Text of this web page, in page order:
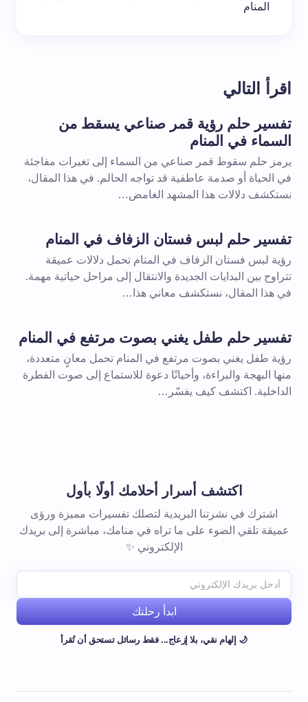
المنام
اقرأ التالي
تفسير حلم رؤية قمر صناعي يسقط من
السماء في المنام
يرمز حلم سقوط قمر صناعي من السماء إلى تغيرات مفاجئة
في الحياة أو صدمة عاطفية قد تواجه الحالم. في هذا المقال،
نستكشف دلالات هذا المشهد الغامض…
تفسير حلم لبس فستان الزفاف في المنام
رؤية لبس فستان الزفاف في المنام تحمل دلالات عميقة
تتراوح بين البدايات الجديدة والانتقال إلى مراحل حياتية مهمة.
في هذا المقال، نستكشف معاني هذا…
تفسير حلم طفل يغني بصوت مرتفع في المنام
رؤية طفل يغني بصوت مرتفع في المنام تحمل معانٍ متعددة،
منها البهجة والبراءة، وأحيانًا دعوة للاستماع إلى صوت الفطرة
الداخلية. اكتشف كيف يفسّر…
اكتشف أسرار أحلامك أولًا بأول
اشترك في نشرتنا البريدية لتصلك تفسيرات مميزة ورؤى
عميقة تلقي الضوء على ما تراه في منامك، مباشرة إلى بريدك
الإلكتروني ✨
ابدأ رحلتك
🌙 إلهام نقي، بلا إزعاج... فقط رسائل تستحق أن تُقرأ